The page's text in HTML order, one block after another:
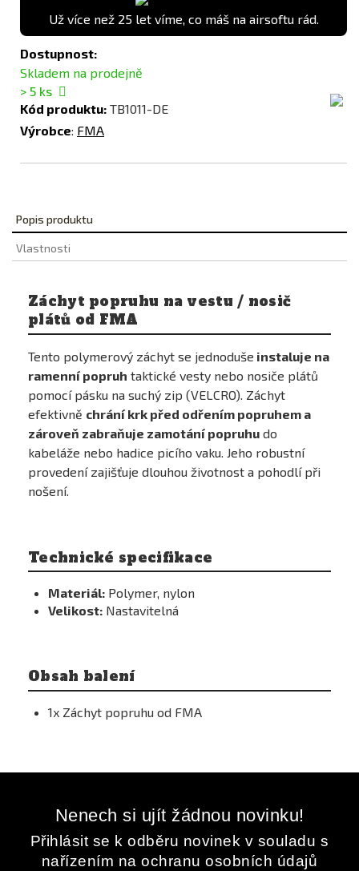
Už více než 25 let víme, co máš na airsoftu rád.
Dostupnost:
Skladem na prodejně
> 5 ks
Kód produktu: TB1011-DE
Výrobce: FMA
Popis produktu
Vlastnosti
Záchyt popruhu na vestu / nosič
plátů od FMA
Tento polymerový záchyt se jednoduše instaluje na
ramenní popruh taktické vesty nebo nosiče plátů
pomocí pásku na suchý zip (VELCRO). Záchyt
efektivně chrání krk před odřením popruhem a
zároveň zabraňuje zamotání popruhu do
kabeláže nebo hadice picího vaku. Jeho robustní
provedení zajišťuje dlouhou životnost a pohodlí při
nošení.
Technické specifikace
Materiál: Polymer, nylon
Velikost: Nastavitelná
Obsah balení
1x Záchyt popruhu od FMA
Nenech si ujít žádnou novinku!
Přihlásit se k odběru novinek v souladu s
nařízením na ochranu osobních údajů